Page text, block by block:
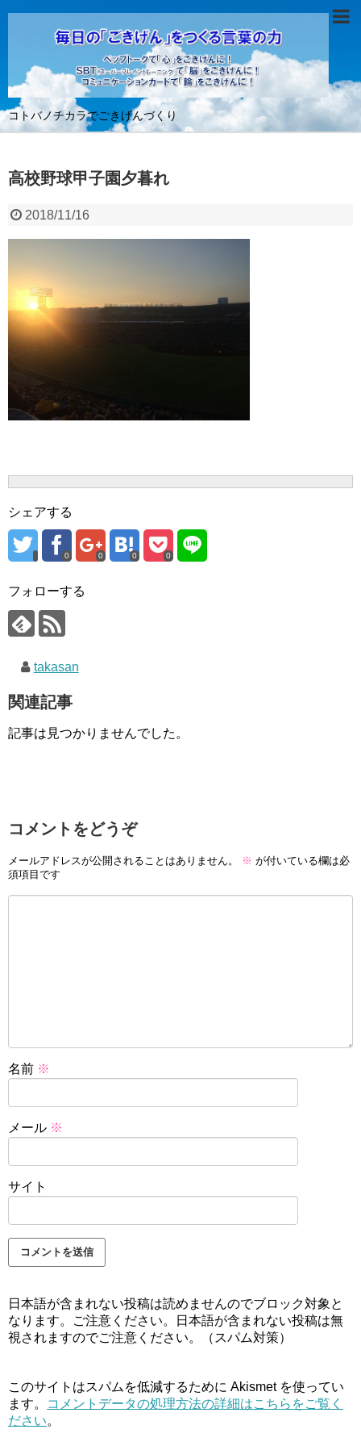
コトバノチカラでごきげんづくり
高校野球甲子園夕暮れ
2018/11/16
シェアする
0 0 0 0
フォローする
takasan
関連記事
記事は見つかりませんでした。
コメントをどうぞ
メールアドレスが公開されることはありません。 ※ が付いている欄は必
須項目です
名前 ※
メール ※
サイト
日本語が含まれない投稿は読めませんのでブロック対象と
なります。ご注意ください。日本語が含まれない投稿は無
視されますのでご注意ください。（スパム対策）
このサイトはスパムを低減するために Akismet を使ってい
ます。
コメントデータの処理方法の詳細はこちらをご覧く
ださい。